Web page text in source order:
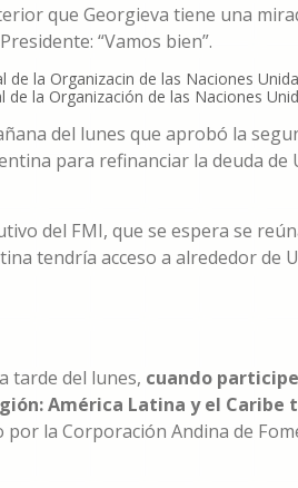
que Georgieva tiene una
“Vamos bien”.
la Organización de las Naciones
del lunes que aprobó la
para refinanciar la deuda de
del FMI, que se espera se
tendría acceso a alrededor de
tarde del lunes, cuando
América Latina y el Caribe
por la Corporación Andina de